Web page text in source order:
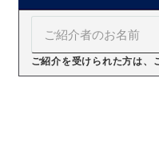
ご紹介を受けられた方は、